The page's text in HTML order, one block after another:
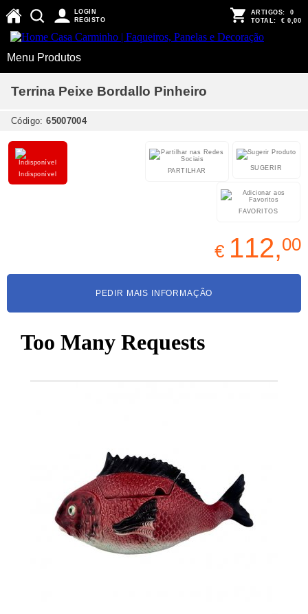
LOGIN
REGISTO
ARTIGOS: 0
TOTAL: € 0,00
Menu Produtos
Terrina Peixe Bordallo Pinheiro
Código:65007004
Indisponível
SUGERIR
PARTILHAR
FAVORITOS
€ 112,00
PEDIR MAIS INFORMAÇÃO